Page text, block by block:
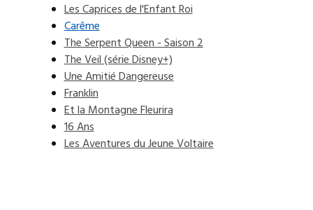
Les Caprices de l'Enfant Roi
Carême
The Serpent Queen - Saison 2
The Veil (série Disney+)
Une Amitié Dangereuse
Franklin
Et la Montagne Fleurira
16 Ans
Les Aventures du Jeune Voltaire